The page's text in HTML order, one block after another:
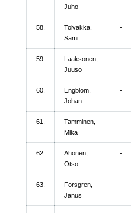
Juho
58.
Toivakka,
Sami
-
59.
Laaksonen,
Juuso
-
60.
Engblom,
Johan
-
61.
Tamminen,
Mika
-
62.
Ahonen,
Otso
-
63.
Forsgren,
Janus
-